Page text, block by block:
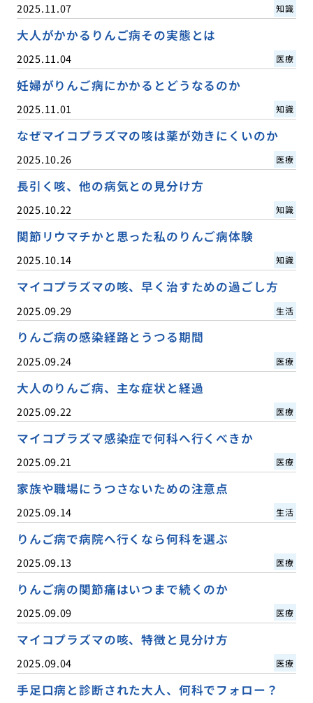
2025.11.07 知識
大人がかかるりんご病その実態とは
2025.11.04 医療
妊婦がりんご病にかかるとどうなるのか
2025.11.01 知識
なぜマイコプラズマの咳は薬が効きにくいのか
2025.10.26 医療
長引く咳、他の病気との見分け方
2025.10.22 知識
関節リウマチかと思った私のりんご病体験
2025.10.14 知識
マイコプラズマの咳、早く治すための過ごし方
2025.09.29 生活
りんご病の感染経路とうつる期間
2025.09.24 医療
大人のりんご病、主な症状と経過
2025.09.22 医療
マイコプラズマ感染症で何科へ行くべきか
2025.09.21 医療
家族や職場にうつさないための注意点
2025.09.14 生活
りんご病で病院へ行くなら何科を選ぶ
2025.09.13 医療
りんご病の関節痛はいつまで続くのか
2025.09.09 医療
マイコプラズマの咳、特徴と見分け方
2025.09.04 医療
手足口病と診断された大人、何科でフォロー？